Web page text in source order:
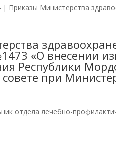
| Приказы Министерства
«О внесении
Республики
при
отдела лечебно-